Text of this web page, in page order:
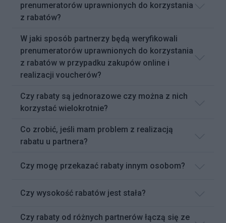
prenumeratorów uprawnionych do korzystania
z rabatów?
W jaki sposób partnerzy będą weryfikowali
prenumeratorów uprawnionych do korzystania
z rabatów w przypadku zakupów online i
realizacji voucherów?
Czy rabaty są jednorazowe czy można z nich
korzystać wielokrotnie?
Co zrobić, jeśli mam problem z realizacją
rabatu u partnera?
Czy mogę przekazać rabaty innym osobom?
Czy wysokość rabatów jest stała?
Czy rabaty od różnych partnerów łączą się ze